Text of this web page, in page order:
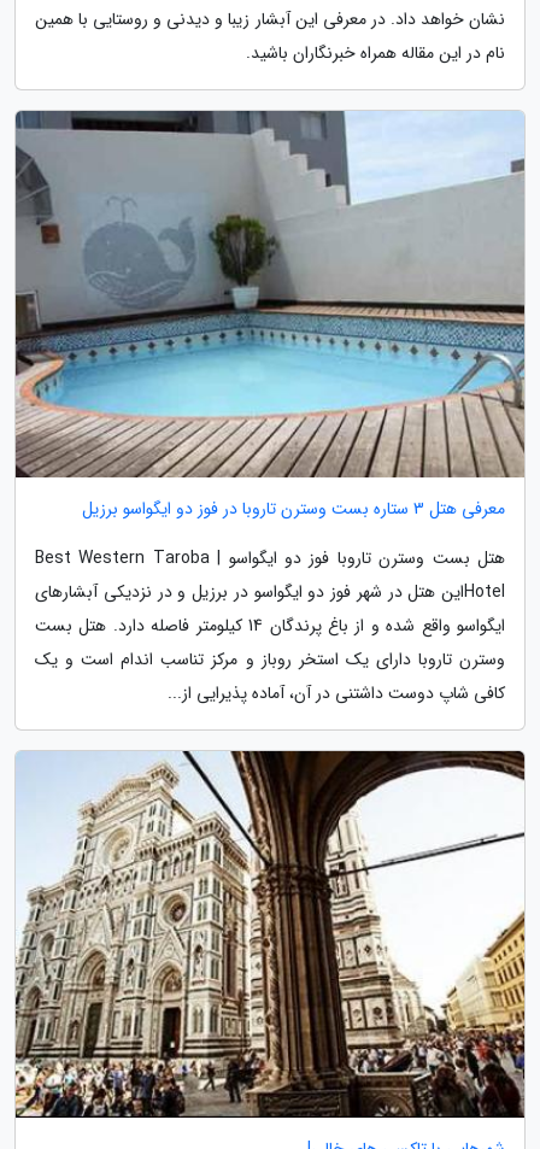
نشان خواهد داد. در معرفی این آبشار زیبا و دیدنی و روستایی با همین
نام در این مقاله همراه خبرنگاران باشید.
معرفی هتل 3 ستاره بست وسترن تاروبا در فوز دو ایگواسو برزیل
هتل بست وسترن تاروبا فوز دو ایگواسو | Best Western Taroba
Hotelاین هتل در شهر فوز دو ایگواسو در برزیل و در نزدیکی آبشارهای
ایگواسو واقع شده و از باغ پرندگان 14 کیلومتر فاصله دارد. هتل بست
وسترن تاروبا دارای یک استخر روباز و مرکز تناسب اندام است و یک
کافی شاپ دوست داشتنی در آن، آماده پذیرایی از...